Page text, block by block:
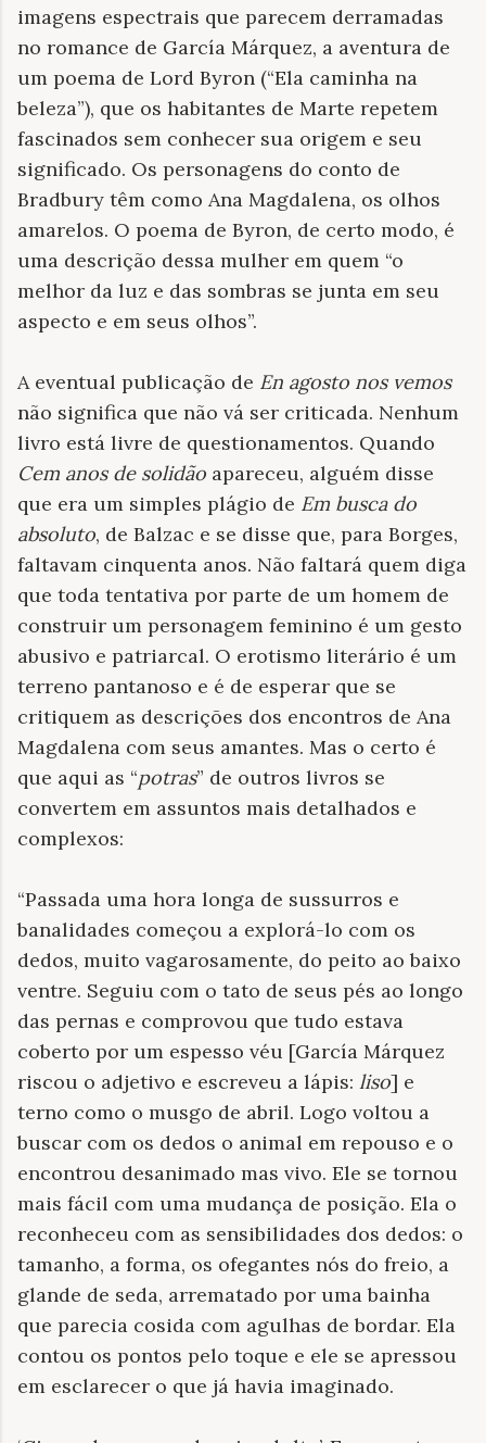
imagens espectrais que parecem derramadas
no romance de García Márquez, a aventura de
um poema de Lord Byron (“Ela caminha na
beleza”), que os habitantes de Marte repetem
fascinados sem conhecer sua origem e seu
significado. Os personagens do conto de
Bradbury têm como Ana Magdalena, os olhos
amarelos. O poema de Byron, de certo modo, é
uma descrição dessa mulher em quem “o
melhor da luz e das sombras se junta em seu
aspecto e em seus olhos”.
A eventual publicação de En agosto nos vemos
não significa que não vá ser criticada. Nenhum
livro está livre de questionamentos. Quando
Cem anos de solidão apareceu, alguém disse
que era um simples plágio de Em busca do
absoluto, de Balzac e se disse que, para Borges,
faltavam cinquenta anos. Não faltará quem diga
que toda tentativa por parte de um homem de
construir um personagem feminino é um gesto
abusivo e patriarcal. O erotismo literário é um
terreno pantanoso e é de esperar que se
critiquem as descrições dos encontros de Ana
Magdalena com seus amantes. Mas o certo é
que aqui as “potras” de outros livros se
convertem em assuntos mais detalhados e
complexos:
“Passada uma hora longa de sussurros e
banalidades começou a explorá-lo com os
dedos, muito vagarosamente, do peito ao baixo
ventre. Seguiu com o tato de seus pés ao longo
das pernas e comprovou que tudo estava
coberto por um espesso véu [García Márquez
riscou o adjetivo e escreveu a lápis: liso] e
terno como o musgo de abril. Logo voltou a
buscar com os dedos o animal em repouso e o
encontrou desanimado mas vivo. Ele se tornou
mais fácil com uma mudança de posição. Ela o
reconheceu com as sensibilidades dos dedos: o
tamanho, a forma, os ofegantes nós do freio, a
glande de seda, arrematado por uma bainha
que parecia cosida com agulhas de bordar. Ela
contou os pontos pelo toque e ele se apressou
em esclarecer o que já havia imaginado.